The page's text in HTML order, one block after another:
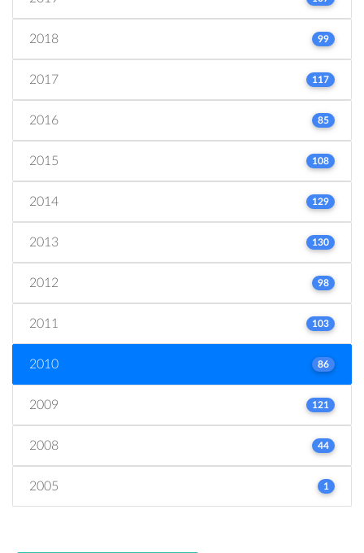
2018 99
2017 117
2016 85
2015 108
2014 129
2013 130
2012 98
2011 103
2010 86
2009 121
2008 44
2005 1